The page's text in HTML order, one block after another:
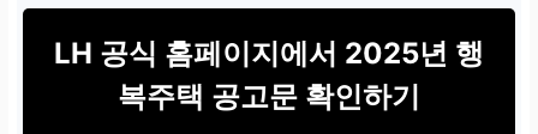
LH 공식 홈페이지에서 2025년 행
복주택 공고문 확인하기